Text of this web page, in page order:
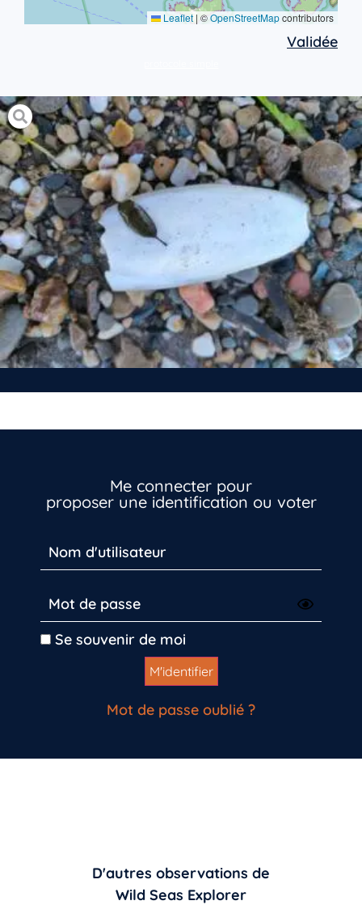
Leaflet | ©OpenStreetMapcontributors
Validée
Me connecter pour
proposer une identification ou voter
Se souvenir de moi
Mot de passe oublié ?
D'autres observations de
Wild Seas Explorer